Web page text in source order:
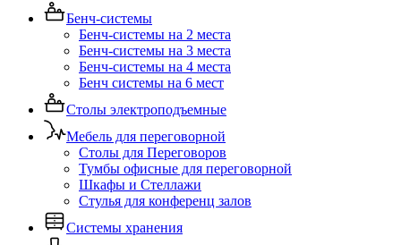
Бенч-системы
Бенч-системы на 2 места
Бенч-системы на 3 места
Бенч-системы на 4 места
Бенч системы на 6 мест
Столы электроподъемные
Мебель для переговорной
Столы для Переговоров
Тумбы офисные для переговорной
Шкафы и Стеллажи
Стулья для конференц залов
Системы хранения